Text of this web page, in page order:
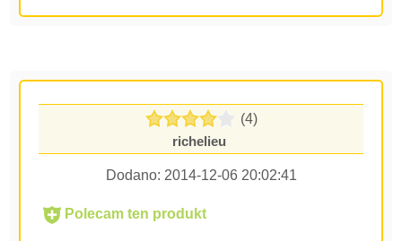
(4)
richelieu
Dodano: 2014-12-06 20:02:41
Polecam ten produkt